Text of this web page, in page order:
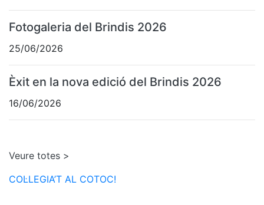
Fotogaleria del Brindis 2026
25/06/2026
Èxit en la nova edició del Brindis 2026
16/06/2026
Veure totes >
COL·LEGIA’T AL COTOC!